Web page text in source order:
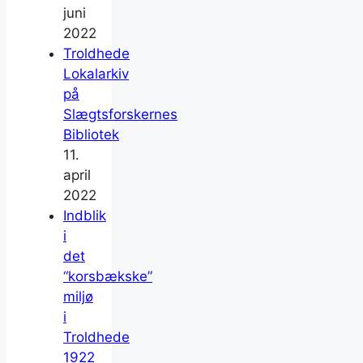
juni
2022
Troldhede
Lokalarkiv
på
Slægtsforskernes
Bibliotek
11.
april
2022
Indblik
i
det
“korsbækske”
miljø
i
Troldhede
1922